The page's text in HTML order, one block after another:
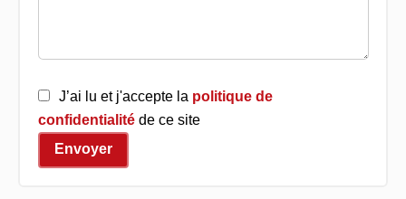
J’ai lu et j'accepte la politique de
confidentialitéde ce site
Envoyer